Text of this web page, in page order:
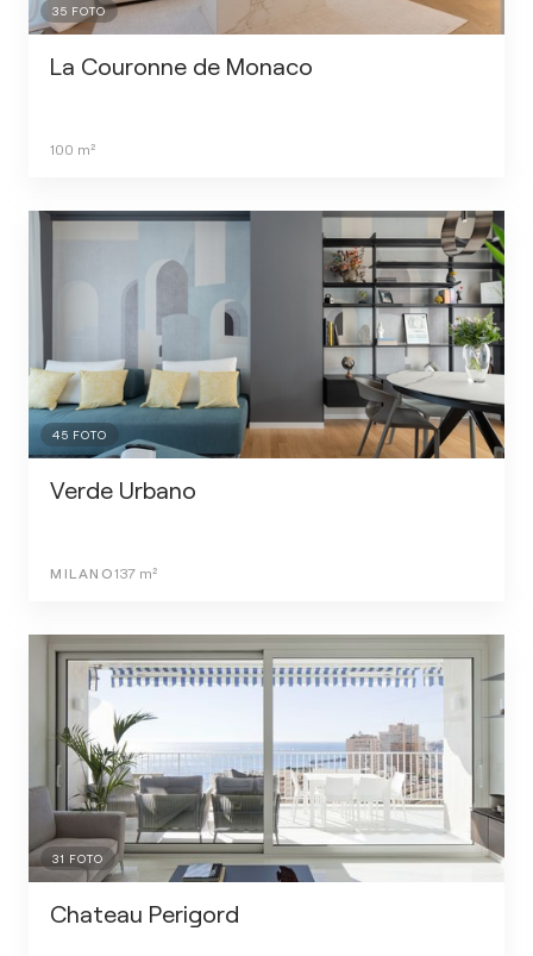
35 FOTO
La Couronne de Monaco
100 m²
45 FOTO
Verde Urbano
MILANO137 m²
31 FOTO
Chateau Perigord